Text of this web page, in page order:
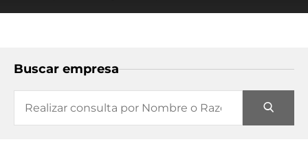
Buscar empresa